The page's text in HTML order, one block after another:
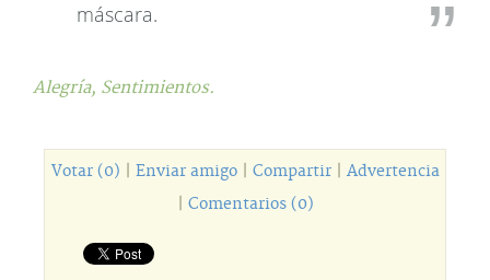
máscara.
Alegría, Sentimientos.
Votar (0) Enviar amigo| Compartir| Advertencia
Comentarios (0)